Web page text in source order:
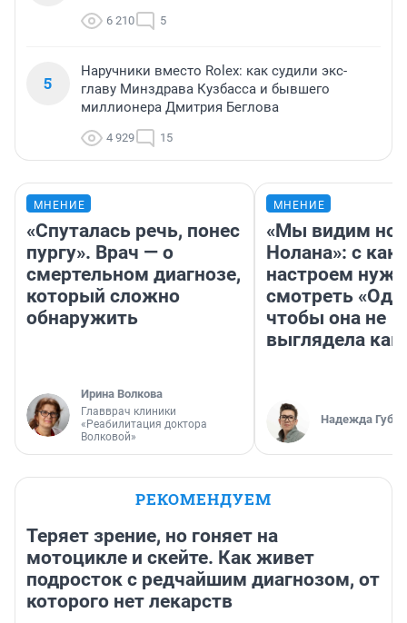
6 210 5
5
Наручники вместо Rolex: как судили экс-
главу Минздрава Кузбасса и бывшего
миллионера Дмитрия Беглова
4 929 15
МНЕНИЕ
«Спуталась речь, понес
пургу». Врач — о
смертельном диагнозе,
который сложно
обнаружить
Ирина Волкова
Главврач клиники
«Реабилитация доктора
Волковой»
МНЕНИЕ
«Мы видим
Нолана»: с
настроем
смотреть
чтобы она не
выглядела как
Надежда
РЕКОМЕНДУЕМ
Теряет зрение, но гоняет на
мотоцикле и скейте. Как живет
подросток с редчайшим диагнозом, от
которого нет лекарств